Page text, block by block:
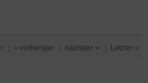
| « vorheriger | nächster » | Letzter »